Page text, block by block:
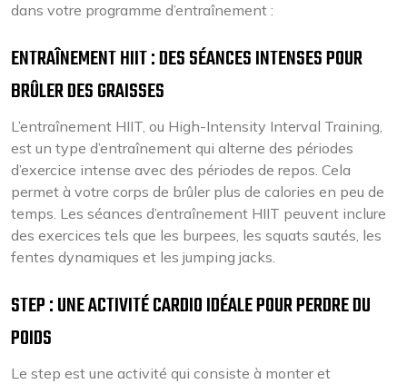
dans votre programme d’entraînement :
ENTRAÎNEMENT HIIT : DES SÉANCES INTENSES POUR
BRÛLER DES GRAISSES
L’entraînement HIIT, ou High-Intensity Interval Training,
est un type d’entraînement qui alterne des périodes
d’exercice intense avec des périodes de repos. Cela
permet à votre corps de brûler plus de calories en peu de
temps. Les séances d’entraînement HIIT peuvent inclure
des exercices tels que les burpees, les squats sautés, les
fentes dynamiques et les jumping jacks.
STEP : UNE ACTIVITÉ CARDIO IDÉALE POUR PERDRE DU
POIDS
Le step est une activité qui consiste à monter et